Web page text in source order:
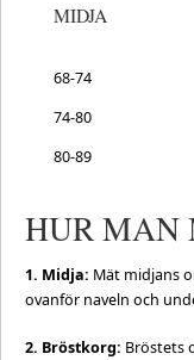
MIDJA
68-74
74-80
80-89
HUR MAN
1. Midja: Mät midjans
ovanför naveln och
2. Bröstkorg: Bröstets